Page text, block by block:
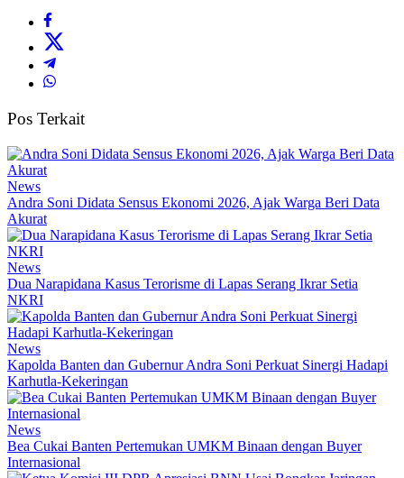
Pos Terkait
News
Andra Soni Didata Sensus Ekonomi 2026, Ajak Warga Beri Data
Akurat
News
Dua Narapidana Kasus Terorisme di Lapas Serang Ikrar Setia
NKRI
News
Kapolda Banten dan Gubernur Andra Soni Perkuat Sinergi Hadapi
Karhutla-Kekeringan
News
Bea Cukai Banten Pertemukan UMKM Binaan dengan Buyer
Internasional